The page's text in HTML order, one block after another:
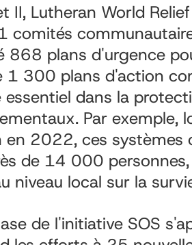
II, Lutheran World
comités
868 plans d'urgence
1 300 plans d'action
dans la
Par exemple,
en 2022, ces
de 14 000
niveau local sur la
de l'initiative SOS